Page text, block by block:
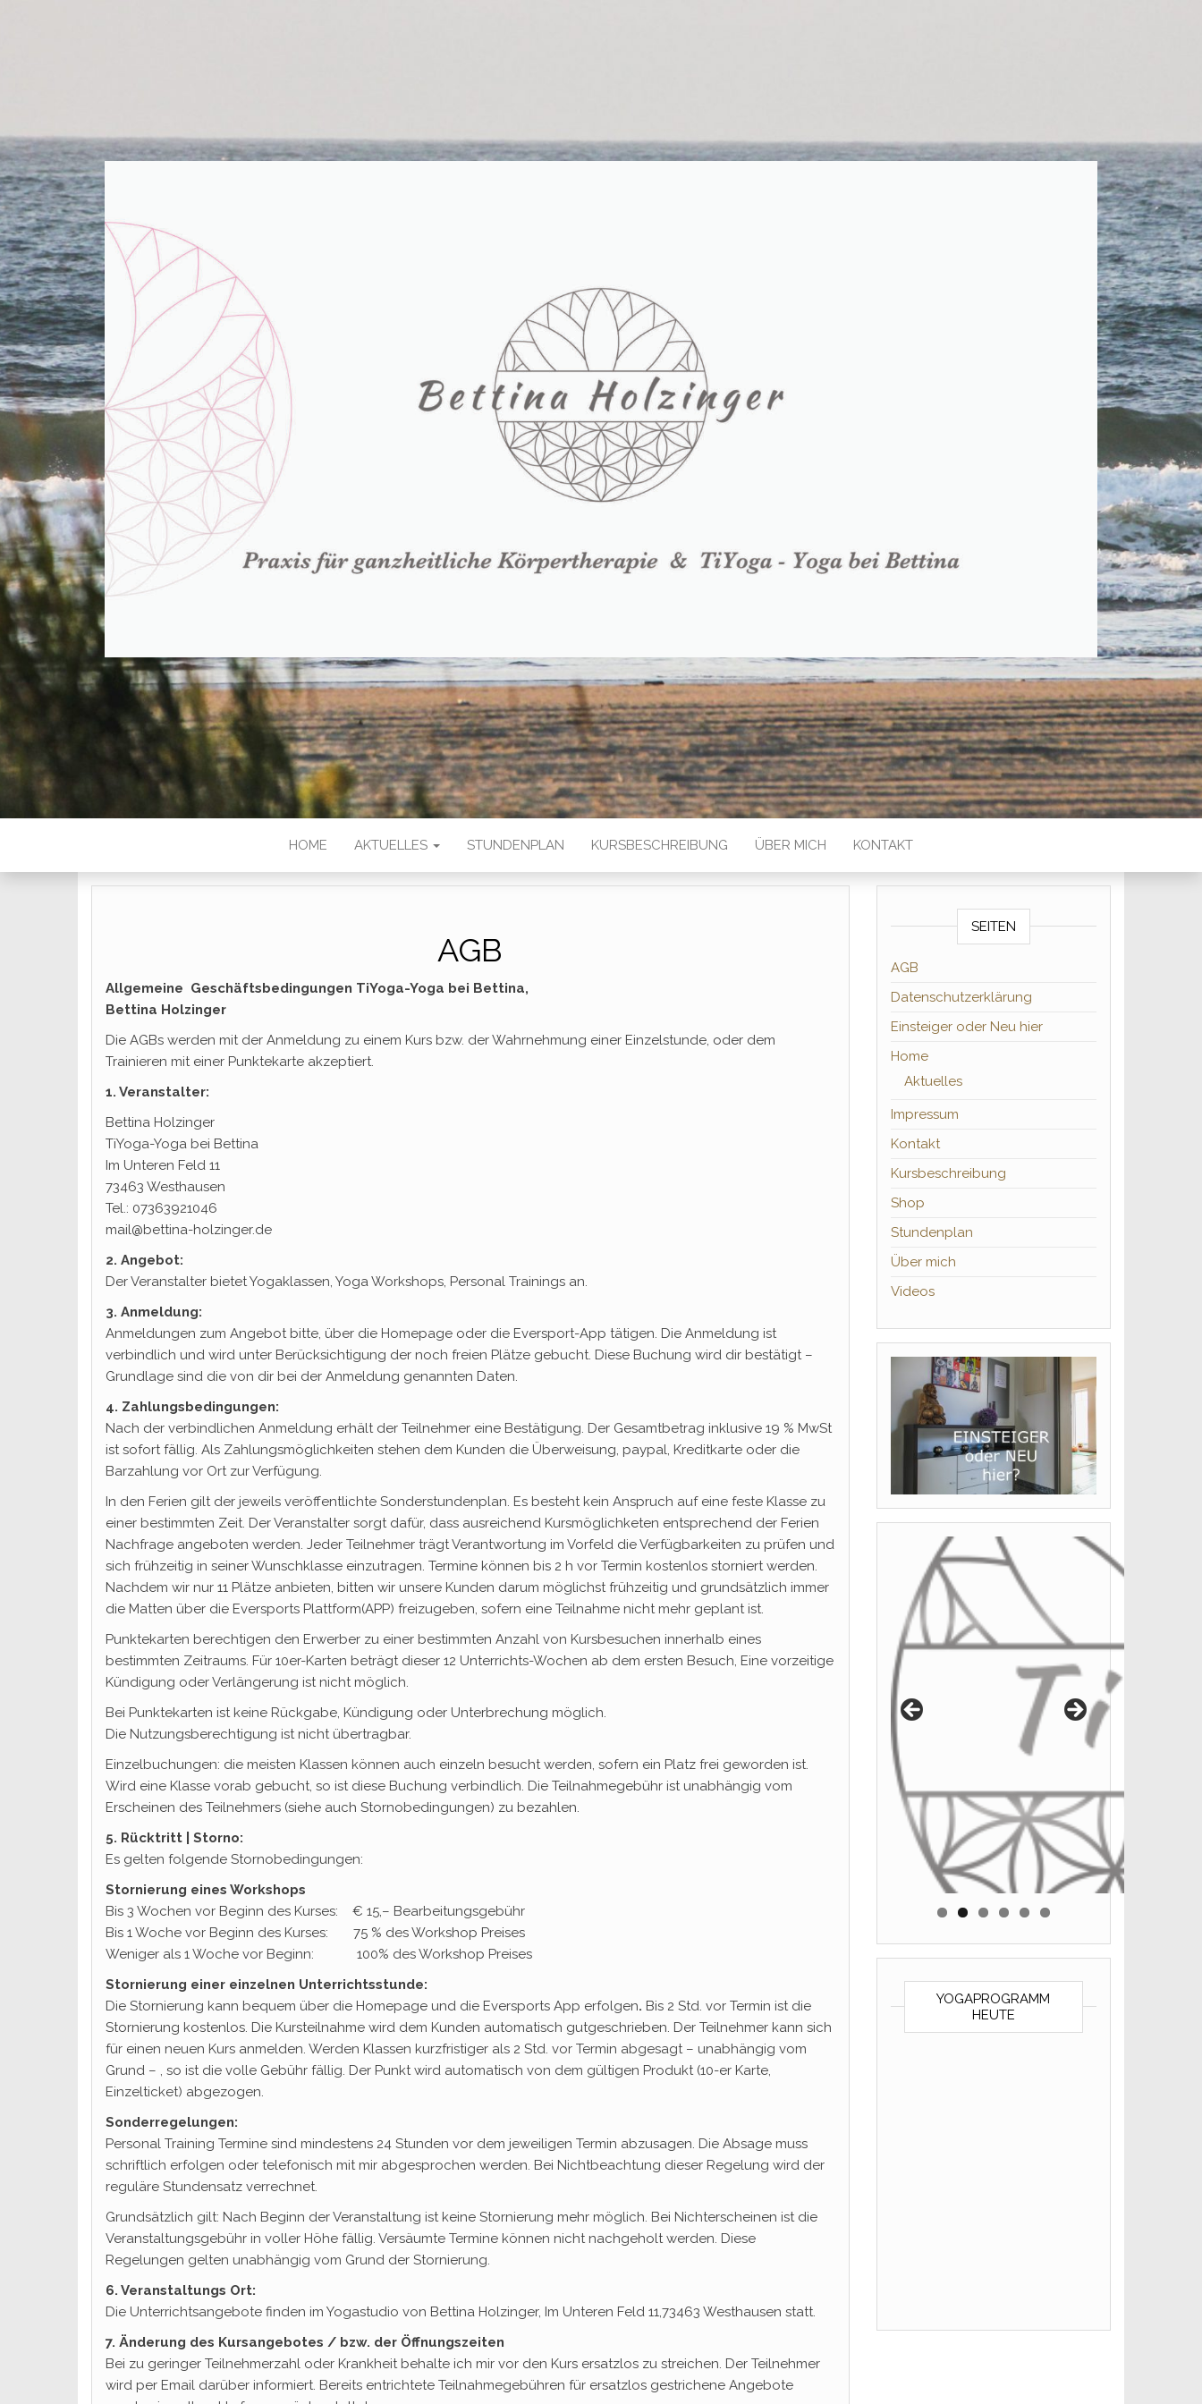
HOME AKTUELLES STUNDENPLAN KURSBESCHREIBUNG ÜBER MICH KONTAKT
AGB
Allgemeine Geschäftsbedingungen TiYoga-Yoga bei Bettina,
Bettina Holzinger
Die AGBs werden mit der Anmeldung zu einem Kurs bzw. der Wahrnehmung einer Einzelstunde, oder dem
Trainieren mit einer Punktekarte akzeptiert.
1. Veranstalter:
Bettina Holzinger
TiYoga-Yoga bei Bettina
Im Unteren Feld 11
73463 Westhausen
Tel.: 07363921046
mail@bettina-holzinger.de
2. Angebot:
Der Veranstalter bietet Yogaklassen, Yoga Workshops, Personal Trainings an.
3. Anmeldung:
Anmeldungen zum Angebot bitte, über die Homepage oder die Eversport-App tätigen. Die Anmeldung ist
verbindlich und wird unter Berücksichtigung der noch freien Plätze gebucht. Diese Buchung wird dir bestätigt –
Grundlage sind die von dir bei der Anmeldung genannten Daten.
4. Zahlungsbedingungen:
Nach der verbindlichen Anmeldung erhält der Teilnehmer eine Bestätigung. Der Gesamtbetrag inklusive 19 % MwSt
ist sofort fällig. Als Zahlungsmöglichkeiten stehen dem Kunden die Überweisung, paypal, Kreditkarte oder die
Barzahlung vor Ort zur Verfügung.
In den Ferien gilt der jeweils veröffentlichte Sonderstundenplan. Es besteht kein Anspruch auf eine feste Klasse zu
einer bestimmten Zeit. Der Veranstalter sorgt dafür, dass ausreichend Kursmöglichketen entsprechend der Ferien
Nachfrage angeboten werden. Jeder Teilnehmer trägt Verantwortung im Vorfeld die Verfügbarkeiten zu prüfen und
sich frühzeitig in seiner Wunschklasse einzutragen. Termine können bis 2 h vor Termin kostenlos storniert werden.
Nachdem wir nur 11 Plätze anbieten, bitten wir unsere Kunden darum möglichst frühzeitig und grundsätzlich immer
die Matten über die Eversports Plattform(APP) freizugeben, sofern eine Teilnahme nicht mehr geplant ist.
Punktekarten berechtigen den Erwerber zu einer bestimmten Anzahl von Kursbesuchen innerhalb eines
bestimmten Zeitraums. Für 10er-Karten beträgt dieser 12 Unterrichts-Wochen ab dem ersten Besuch, Eine vorzeitige
Kündigung oder Verlängerung ist nicht möglich.
Bei Punktekarten ist keine Rückgabe, Kündigung oder Unterbrechung möglich.
Die Nutzungsberechtigung ist nicht übertragbar.
Einzelbuchungen: die meisten Klassen können auch einzeln besucht werden, sofern ein Platz frei geworden ist.
Wird eine Klasse vorab gebucht, so ist diese Buchung verbindlich. Die Teilnahmegebühr ist unabhängig vom
Erscheinen des Teilnehmers (siehe auch Stornobedingungen) zu bezahlen.
5. Rücktritt | Storno:
Es gelten folgende Stornobedingungen:
Stornierung eines Workshops
Bis 3 Wochen vor Beginn des Kurses: € 15,– Bearbeitungsgebühr
Bis 1 Woche vor Beginn des Kurses: 75 % des Workshop Preises
Weniger als 1 Woche vor Beginn: 100% des Workshop Preises
Stornierung einer einzelnen Unterrichtsstunde:
Die Stornierung kann bequem über die Homepage und die Eversports App erfolgen. Bis 2 Std. vor Termin ist die
Stornierung kostenlos. Die Kursteilnahme wird dem Kunden automatisch gutgeschrieben. Der Teilnehmer kann sich
für einen neuen Kurs anmelden. Werden Klassen kurzfristiger als 2 Std. vor Termin abgesagt – unabhängig vom
Grund – , so ist die volle Gebühr fällig. Der Punkt wird automatisch von dem gültigen Produkt (10-er Karte,
Einzelticket) abgezogen.
Sonderregelungen:
Personal Training Termine sind mindestens 24 Stunden vor dem jeweiligen Termin abzusagen. Die Absage muss
schriftlich erfolgen oder telefonisch mit mir abgesprochen werden. Bei Nichtbeachtung dieser Regelung wird der
reguläre Stundensatz verrechnet.
Grundsätzlich gilt: Nach Beginn der Veranstaltung ist keine Stornierung mehr möglich. Bei Nichterscheinen ist die
Veranstaltungsgebühr in voller Höhe fällig. Versäumte Termine können nicht nachgeholt werden. Diese
Regelungen gelten unabhängig vom Grund der Stornierung.
6. Veranstaltungs Ort:
Die Unterrichtsangebote finden im Yogastudio von Bettina Holzinger, Im Unteren Feld 11,73463 Westhausen statt.
7. Änderung des Kursangebotes / bzw. der Öffnungszeiten
Bei zu geringer Teilnehmerzahl oder Krankheit behalte ich mir vor den Kurs ersatzlos zu streichen. Der Teilnehmer
wird per Email darüber informiert. Bereits entrichtete Teilnahmegebühren für ersatzlos gestrichene Angebote
SEITEN
AGB
Datenschutzerklärung
Einsteiger oder Neu hier
Home
Aktuelles
Impressum
Kontakt
Kursbeschreibung
Shop
Stundenplan
Über mich
Videos
YOGAPROGRAMM
HEUTE